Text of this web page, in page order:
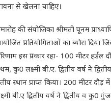
से खेलना चाहिए।
की संयोजिका श्रीमती पूनम
प्रतियोगिताओं का ब्यौरा दिया
इस प्रकार रहा- 100 मीटर हर्डल
कु0 लक्ष्मी बी.ए. द्वितीय वर्ष ने
स्थान प्राप्त किया। 200 मीटर दौड़
बी.ए द्वितीय वर्ष ने द्वितीय व कु0